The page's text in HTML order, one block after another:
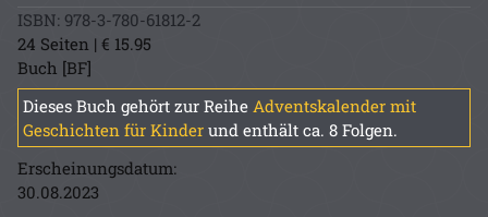
ISBN: 978-3-780-61812-2
24 Seiten | € 15.95
Buch [BF]
Dieses Buch gehört zur Reihe Adventskalender mit
Geschichten für Kinder und enthält ca. 8 Folgen.
Erscheinungsdatum:
30.08.2023